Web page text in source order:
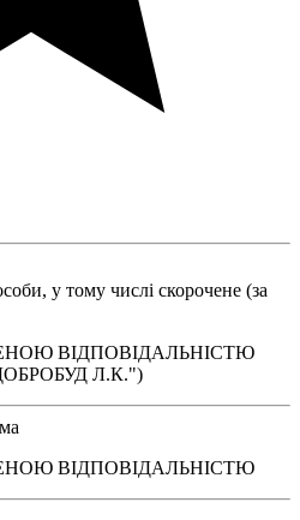
у тому числі скорочене (за
ВІДПОВІДАЛЬНІСТЮ
Л.К.")
ВІДПОВІДАЛЬНІСТЮ